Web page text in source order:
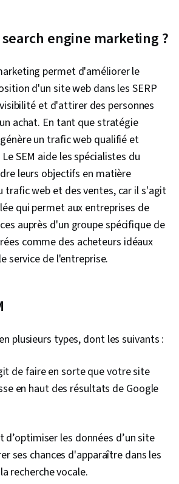
de détail, Commande de livraison,
Fidélisation de la clientèle,
Automatisation des courriels,
intelligents, Analyse de la
du contenu, Planification de la
Campagnes de marketing
Analyse marketing, Automatisation
Analyse numérique, Indicateurs
performance (ICP), Outils de marketing
Protection de l'information,
promotionnelles, Informations
personnelle, Éthique des
Développement professionnel, Outils
IA générative, Contenu des médias
Favoriser l'engagement, Notoriété
Gestion de la marque, Campagnes
médias sociaux, Favoriser
des données, Retour sur
Marketing basé sur les
Achat d'espaces publicitaires,
engine marketing ?
permet d'améliorer le
d'un site web dans les SERP
et d'attirer des personnes
achat. En tant que stratégie
un trafic web qualifié et
SEM aide les spécialistes du
leurs objectifs en matière
web et des ventes, car il s'agit
qui permet aux entreprises de
auprès d'un groupe spécifique de
comme des acheteurs idéaux
service de l'entreprise.
plusieurs types, dont les suivants :
de faire en sorte que votre site
en haut des résultats de Google
d’optimiser les données d’un site
ses chances d'apparaître dans les
recherche vocale.